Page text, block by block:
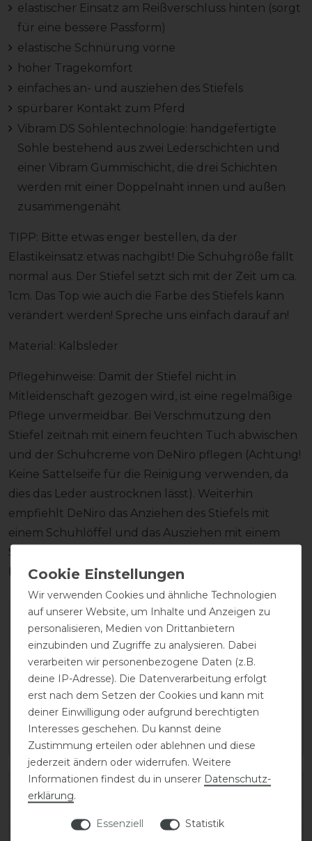
elastischer Einsatz am Reißverschluss hinten (sorgt
für eine bessere Passform)
elastische Schnürung vorne
hoher Tragekomfort
einfaches an- und ausziehen des Stiefels
spürbarer Kontakt zum Pferd
Vibram DS Sohlentechnologie: handgefertigte
Sohle bestehend aus zwei Lederschichten und
einer Vibram Gummischicht, die drei Schichten
werden mit einer Doppelnaht innen und außen
zusammengenäht
TIPP: Bitte etwas enger bestellen, da der
Elastikeinsatz etwas nachgibt! Die Schuhgröße fällt
normal aus. Der Stiefel setzt sich mit der Zeit um ca.
1cm. Das Top wie auch die Farbe des Stiefels kann
verändert werden! Spreche uns einfach darauf an!
Material: Kalbsleder
Pflegehinweise: Damit der Stiefel nicht in
Mitleidenschaft gezogen wird, ist eine regelmäßige
Pflege unvermeidbar. Bei Verschmutzung den
Stiefel zeitnah mit einem feuchten Tuch abwischen
und der Schuhcreme von DeNiro pflegen (Achtung!
Keine Sattelseife für die Reinigung verwenden, da
dies das Leder austrocknen lässt). Weiterhin
empfiehlt DeNiro das Anziehen des Stiefels mit
einem Schuhlöffel und das Ausziehen mit einem
Stiefelknecht, damit das Fußbett sowie der
Reißverschluss unversehrt bleiben.
Wie hat dir die Artikelbeschreibung
gefallen?
Varianten-ID:138365
Wir verwenden Cookies und ähnliche Technologien
auf unserer Website, um Inhalte und Anzeigen zu
personalisieren, Medien von Drittanbietern
einzubinden und Zugriffe zu analysieren. Dabei
verarbeiten wir personenbezogene Daten (z.B.
deine IP-Adresse). Die Datenverarbeitung erfolgt
erst nach dem Setzen der Cookies und kann mit
deiner Einwilligung oder aufgrund berechtigten
Interesses geschehen. Du kannst deine
Zustimmung erteilen oder ablehnen und diese
jederzeit ändern oder widerrufen. Weitere
Informationen findest du in unserer Daten­schutz­
erklärung.
Essenziell Statistik